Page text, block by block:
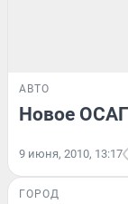
АВТО
Новое
9 июня, 2010, 13:17
ГОРОД